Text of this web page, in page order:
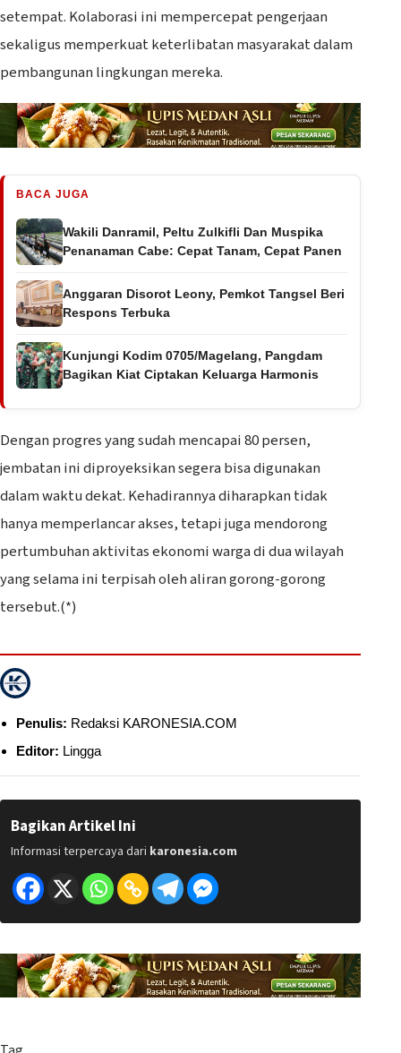
setempat. Kolaborasi ini mempercepat pengerjaan
sekaligus memperkuat keterlibatan masyarakat dalam
pembangunan lingkungan mereka.
BACA JUGA
Wakili Danramil, Peltu Zulkifli Dan Muspika
Penanaman Cabe: Cepat Tanam, Cepat Panen
Anggaran Disorot Leony, Pemkot Tangsel Beri
Respons Terbuka
Kunjungi Kodim 0705/Magelang, Pangdam
Bagikan Kiat Ciptakan Keluarga Harmonis
‎Dengan progres yang sudah mencapai 80 persen,
jembatan ini diproyeksikan segera bisa digunakan
dalam waktu dekat. Kehadirannya diharapkan tidak
hanya memperlancar akses, tetapi juga mendorong
pertumbuhan aktivitas ekonomi warga di dua wilayah
yang selama ini terpisah oleh aliran gorong-gorong
tersebut.(*)
Penulis: Redaksi KARONESIA.COM
Editor: Lingga
Bagikan Artikel Ini
Informasi terpercaya dari karonesia.com